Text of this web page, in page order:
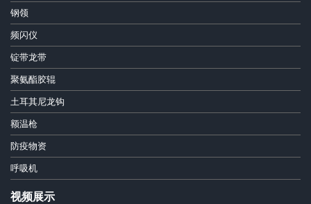
钢领
频闪仪
锭带龙带
聚氨酯胶辊
土耳其尼龙钩
额温枪
防疫物资
呼吸机
视频展示